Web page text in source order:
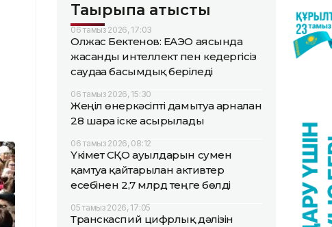
Тақырыпқа қатысты
06 тамыз 2026, 17:03
Олжас Бектенов: ЕАЭО аясында
жасанды интеллект пен кедергісіз
саудаға басымдық беріледі
06 тамыз 2026, 15:30
Жеңіл өнеркәсіпті дамытуға арналған
28 шара іске асырылады
06 тамыз 2026, 08:12
Үкімет СҚО ауылдарын сумен
қамтуға қайтарылған активтер
есебінен 2,7 млрд теңге бөлді
05 тамыз 2026, 17:05
Транскаспий цифрлық дәлізін